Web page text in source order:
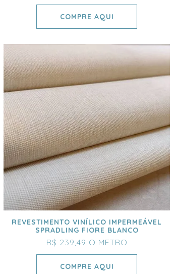
COMPRE AQUI
REVESTIMENTO VINÍLICO IMPERMEÁVEL
SPRADLING FIORE BLANCO
R$ 239,49 O METRO
COMPRE AQUI